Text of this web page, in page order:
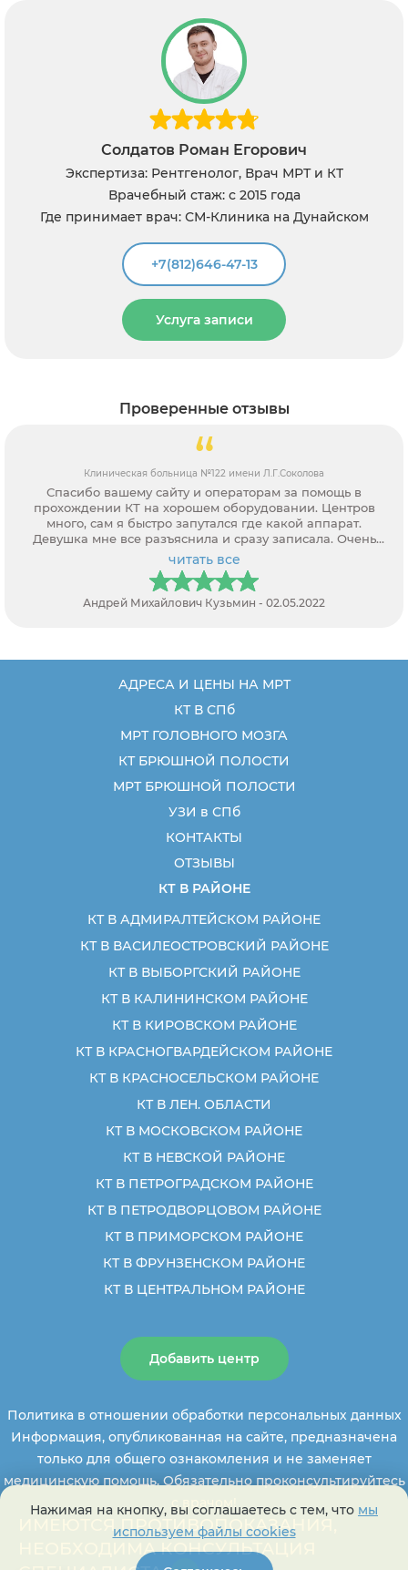
Матвеева Кира Владимировна
Экспертиза: Рентгенолог, Врач МРТ и
Врачебный стаж: с 2014 года
Где принимает врач: СМ-Клиника на
+7(812)646-47-13
Услуга записи
Проверенные отзывы
помощь в
Центров
аппарат.
Очень
Лужская межрайонная больница
Записался через вашу служба на КТ
крестцового отдела позвоночника.
сотрудникам, рассказали мне
диагностика мрт и кт. Оказалось, что мрт
кардиостимулятора. Спасибо за
Алевтина Николаевна - 18.01.2021
АДРЕСА И ЦЕНЫ НА МРТ
КТ В СПб
МРТ ГОЛОВНОГО МОЗГА
КТ БРЮШНОЙ ПОЛОСТИ
МРТ БРЮШНОЙ ПОЛОСТИ
УЗИ в СПб
КОНТАКТЫ
ОТЗЫВЫ
КТ В РАЙОНЕ
КТ В АДМИРАЛТЕЙСКОМ РАЙОНЕ
КТ В ВАСИЛЕОСТРОВСКИЙ РАЙОНЕ
КТ В ВЫБОРГСКИЙ РАЙОНЕ
КТ В КАЛИНИНСКОМ РАЙОНЕ
КТ В КИРОВСКОМ РАЙОНЕ
КТ В КРАСНОГВАРДЕЙСКОМ РАЙОНЕ
КТ В КРАСНОСЕЛЬСКОМ РАЙОНЕ
КТ В ЛЕН. ОБЛАСТИ
КТ В МОСКОВСКОМ РАЙОНЕ
КТ В НЕВСКОЙ РАЙОНЕ
КТ В ПЕТРОГРАДСКОМ РАЙОНЕ
КТ В ПЕТРОДВОРЦОВОМ РАЙОНЕ
КТ В ПРИМОРСКОМ РАЙОНЕ
КТ В ФРУНЗЕНСКОМ РАЙОНЕ
КТ В ЦЕНТРАЛЬНОМ РАЙОНЕ
Добавить центр
Политика в отношении обработки персональных данных
Информация, опубликованная на сайте, предназначена
только для общего ознакомления и не заменяет
медицинскую помощь. Обязательно проконсультируйтесь
ИМЕЮТСЯ ПРОТИВОПОКАЗАНИЯ,
НЕОБХОДИМА КОНСУЛЬТАЦИЯ
Нажимая на кнопку, вы соглашаетесь с тем, что мы
используем файлы cookies